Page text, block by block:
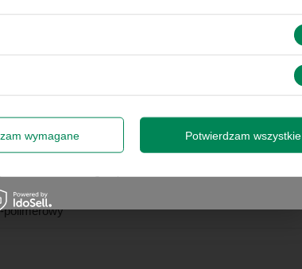
na 6 miesięcy
polimerowy
zł. Oferta jednorazowa, nie łączy się z innymi
(adres e-mail) na potrzeby wysyłki
Zapisz się
wymagane Potwierdzam wszystkie